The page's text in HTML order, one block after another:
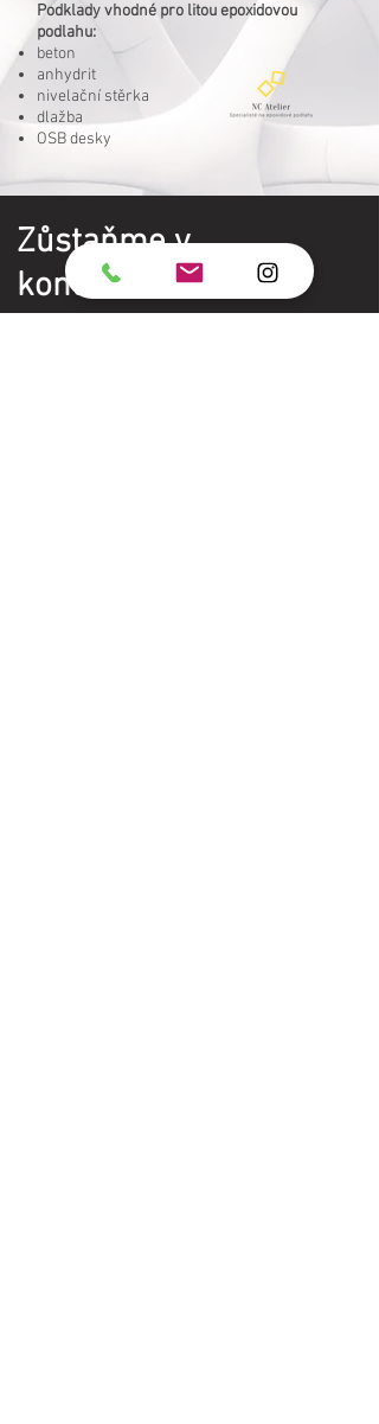
Podklady vhodné pro litou epoxidovou
podlahu:
beton
anhydrit
nivelační stěrka
dlažba
OSB desky
Zůstaňme v
kontaktu!